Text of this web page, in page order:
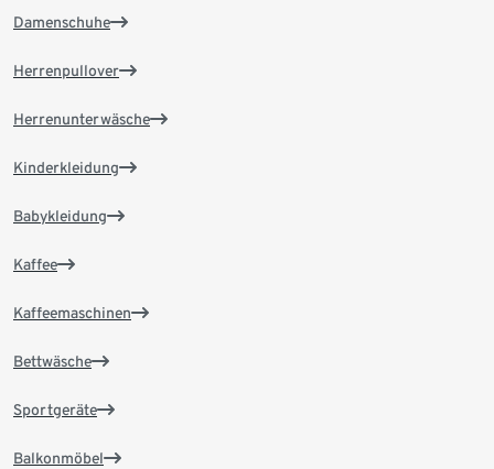
Damenschuhe
Herrenpullover
Herrenunterwäsche
Kinderkleidung
Babykleidung
Kaffee
Kaffeemaschinen
Bettwäsche
Sportgeräte
Balkonmöbel